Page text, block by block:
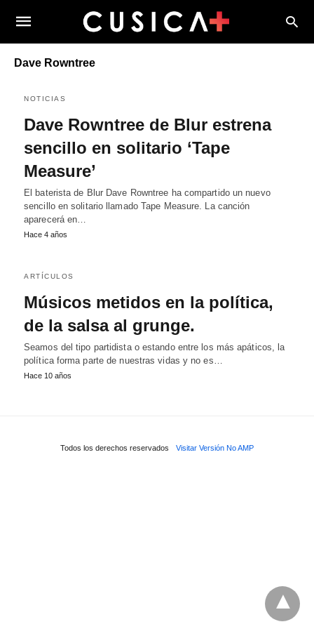
Dave Rowntree
NOTICIAS
Dave Rowntree de Blur estrena
sencillo en solitario ‘Tape
Measure’
El baterista de Blur Dave Rowntree ha compartido un nuevo
sencillo en solitario llamado Tape Measure. La canción
aparecerá en…
Hace 4 años
ARTÍCULOS
Músicos metidos en la política,
de la salsa al grunge.
Seamos del tipo partidista o estando entre los más apáticos, la
política forma parte de nuestras vidas y no es…
Hace 10 años
Todos los derechos reservados Visitar Versión No AMP